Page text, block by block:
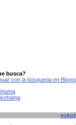
busca?
con la búsqueda en